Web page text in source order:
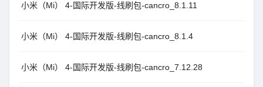
小米（Mi） 4-国际开发版-线刷包-cancro_8.1.11
小米（Mi） 4-国际开发版-线刷包-cancro_8.1.4
小米（Mi） 4-国际开发版-线刷包-cancro_7.12.28